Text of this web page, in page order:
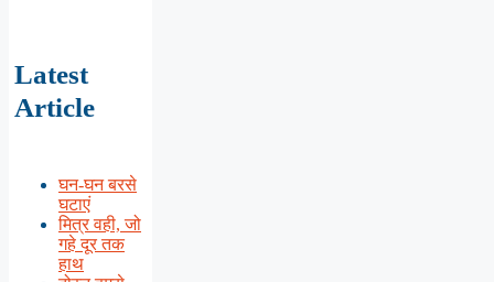
Latest
Article
घन-घन बरसे
घटाएं
मित्र वही, जो
गहे दूर तक
हाथ